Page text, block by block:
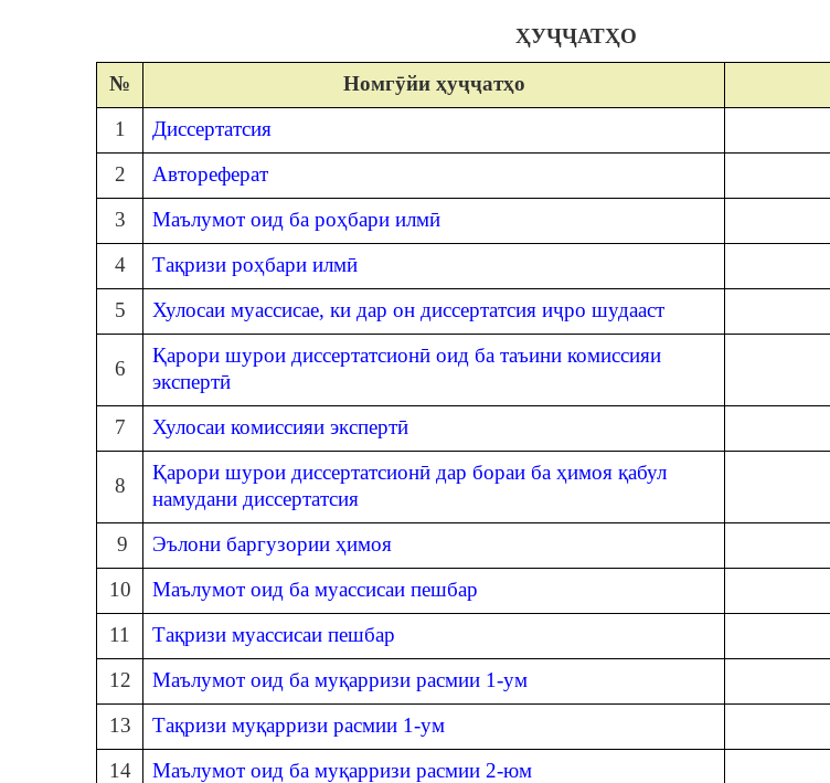
ҲУҶҶАТҲО
№ Номгӯйи ҳуҷҷатҳо
1
Диссертатсия
2
Автореферат
3
Маълумот оид ба роҳбари илмӣ
4
Тақризи роҳбари илмӣ
5
Хулосаи муассисае, ки дар он диссертатсия иҷро шудааст
6
Қарори шурои диссертатсионӣ оид ба таъини комиссияи
экспертӣ
7 Хулосаи комиссияи экспертӣ
8
Қарори шурои диссертатсионӣ дар бораи ба ҳимоя қабул
намудани диссертатсия
9 Эълони баргузории ҳимоя
10
Маълумот оид ба муассисаи пешбар
11
Тақризи муассисаи пешбар
12
Маълумот оид ба муқарризи расмии 1-ум
13
Тақризи муқарризи расмии 1-ум
14
Маълумот оид ба муқарризи расмии 2-юм